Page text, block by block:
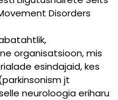
Disorders
organisatsioon, mis
esindajaid, kes
jt
neuroloogia eriharu